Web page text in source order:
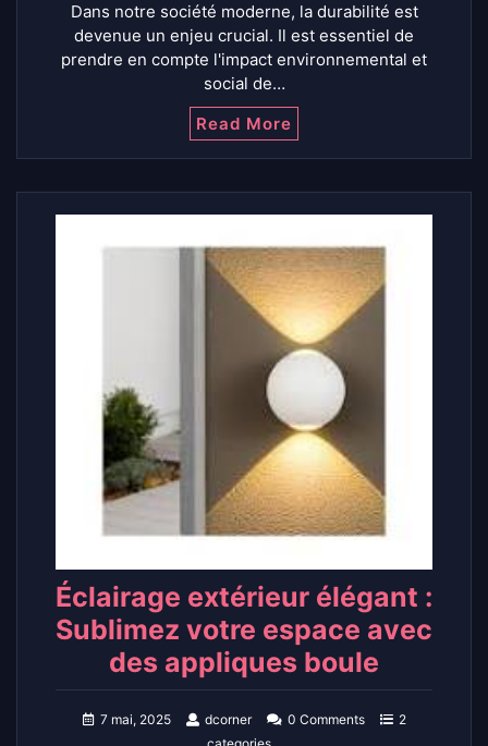
Dans notre société moderne, la durabilité est
devenue un enjeu crucial. Il est essentiel de
prendre en compte l'impact environnemental et
social de…
Read More
Éclairage extérieur élégant :
Sublimez votre espace avec
des appliques boule
7 mai, 2025 dcorner 0 Comments
2